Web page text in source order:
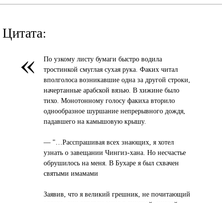
Цитата:
«
По узкому листу бумаги быстро водила
тростинкой смуглая сухая рука. Факих читал
вполголоса возникавшие одна за другой строки,
начертанные арабской вязью. В хижине было
тихо. Монотонному голосу факиха вторило
однообразное шуршание непрерывного дождя,
падавшего на камышовую крышу.
— "…Расспрашивая всех знающих, я хотел
узнать о завещании Чингиз-хана. Но несчастье
обрушилось на меня. В Бухаре я был схвачен
святыми имамами
Заявив, что я великий грешник, не почитающий